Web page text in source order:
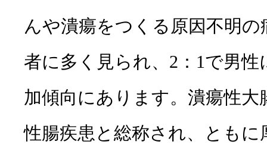
んや潰瘍をつくる原因不明
者に多く見られ、2：1で男
加傾向にあります。潰瘍性
性腸疾患と総称され、ともに